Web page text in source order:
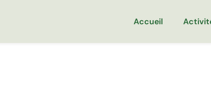
Accueil